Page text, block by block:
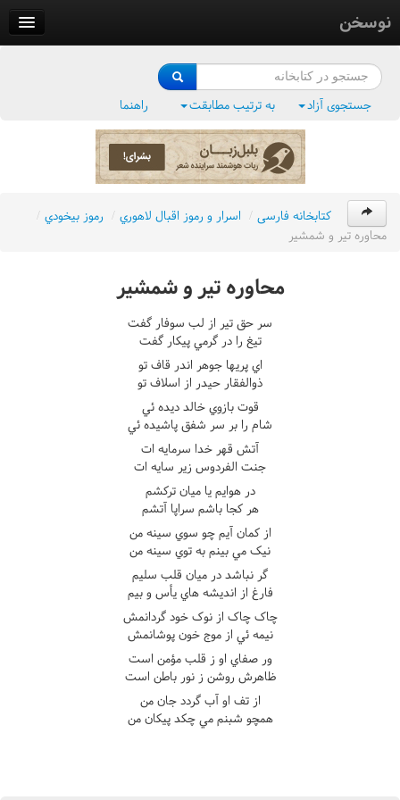
نوسخن
فرهنگ واژگان
جستجوی آزاد به ترتیب مطابقت راهنما
کتابخانه فارسی / اسرار و رموز اقبال لاهوري / رموز بيخودي /
محاوره تير و شمشير
محاوره تير و شمشير
سر حق تير از لب سوفار گفت
تيغ را در گرمي پيکار گفت
اي پريها جوهر اندر قاف تو
ذوالفقار حيدر از اسلاف تو
قوت بازوي خالد ديده ئي
شام را بر سر شفق پاشيده ئي
آتش قهر خدا سرمايه ات
جنت الفردوس زير سايه ات
در هوايم يا ميان ترکشم
هر کجا باشم سراپا آتشم
از کمان آيم چو سوي سينه من
نيک مي بينم به توي سينه من
گر نباشد در ميان قلب سليم
فارغ از انديشه هاي يأس و بيم
چاک چاک از نوک خود گردانمش
نيمه ئي از موج خون پوشانمش
ور صفاي او ز قلب مؤمن است
ظاهرش روشن ز نور باطن است
از تف او آب گردد جان من
همچو شبنم مي چکد پيکان من